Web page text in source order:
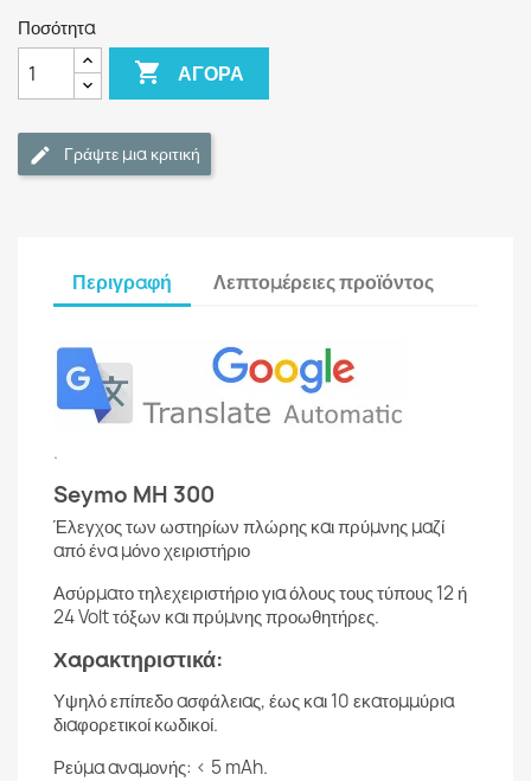
Ποσότητα
 ΑΓΟΡΆ
Γράψτε μια κριτική
Περιγραφή Λεπτομέρειες προϊόντος
.
Seymo MH 300
Έλεγχος των ωστηρίων πλώρης και πρύμνης μαζί
από ένα μόνο χειριστήριο
Ασύρματο τηλεχειριστήριο για όλους τους τύπους 12 ή
24 Volt τόξων και πρύμνης προωθητήρες.
Χαρακτηριστικά:
Υψηλό επίπεδο ασφάλειας, έως και 10 εκατομμύρια
διαφορετικοί κωδικοί.
Ρεύμα αναμονής: < 5 mAh.